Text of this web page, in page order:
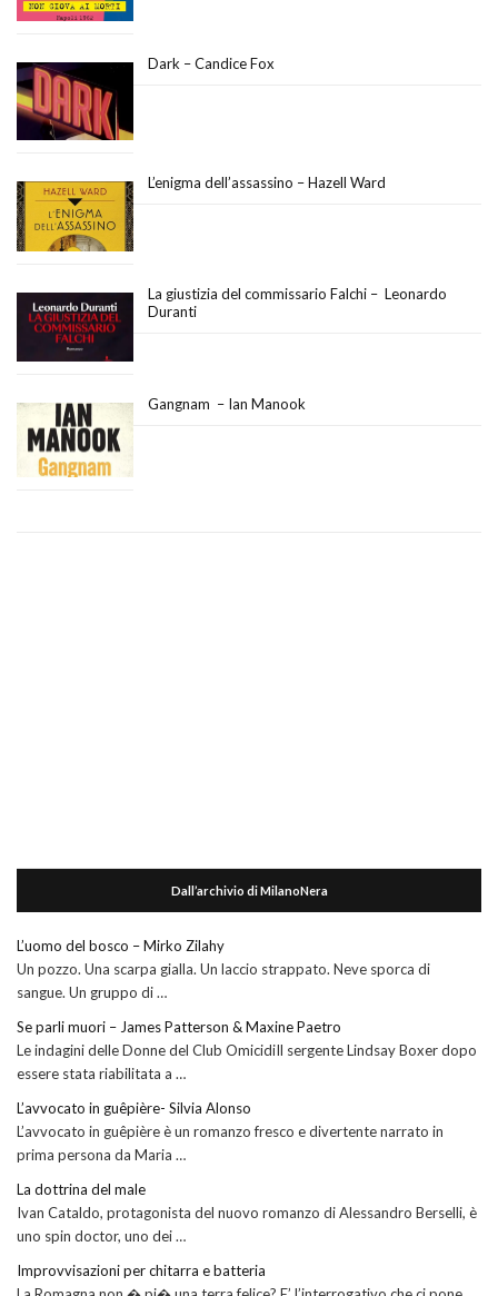
Dark – Candice Fox
L’enigma dell’assassino – Hazell Ward
La giustizia del commissario Falchi – Leonardo
Duranti
Gangnam – Ian Manook
Dall’archivio di MilanoNera
L’uomo del bosco – Mirko Zilahy
Un pozzo. Una scarpa gialla. Un laccio strappato. Neve sporca di
sangue. Un gruppo di …
Se parli muori – James Patterson & Maxine Paetro
Le indagini delle Donne del Club OmicidiIl sergente Lindsay Boxer dopo
essere stata riabilitata a …
L’avvocato in guêpière- Silvia Alonso
L’avvocato in guêpière è un romanzo fresco e divertente narrato in
prima persona da Maria …
La dottrina del male
Ivan Cataldo, protagonista del nuovo romanzo di Alessandro Berselli, è
uno spin doctor, uno dei …
Improvvisazioni per chitarra e batteria